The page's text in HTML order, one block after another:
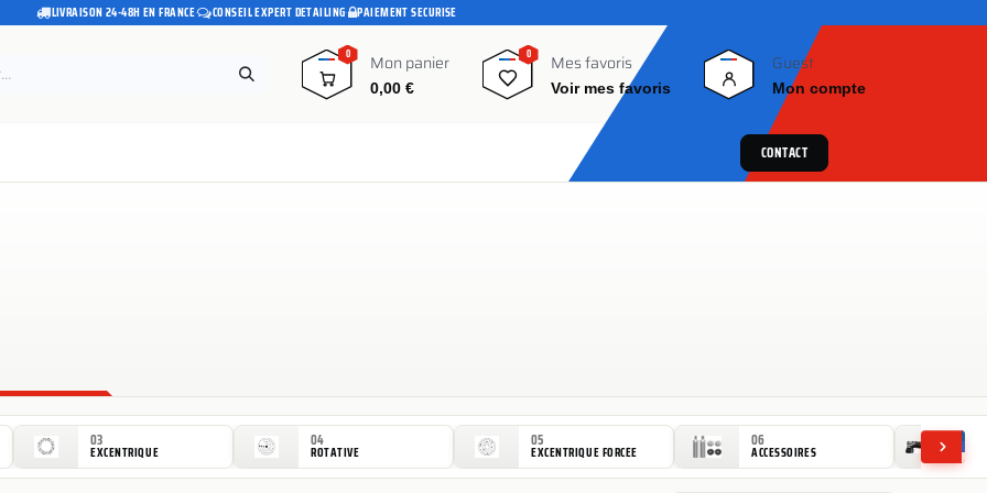
LIVRAISON 24-48H EN FRANCE· CONSEIL EXPERT DETAILING· PAIEMENT SECURISE
0 Mon panier
0,00€
00 Mes favoris
Voir mes favoris
Guest
Mon compte
CONTACT
03
EXCENTRIQUE
04
ROTATIVE
05
EXCENTRIQUE FORCÉE
06
ACCESSOIRES